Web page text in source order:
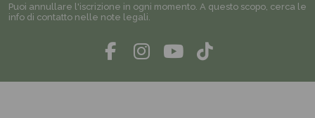
Puoi annullare l'iscrizione in ogni momento. A questo scopo, cerca le
info di contatto nelle note legali.